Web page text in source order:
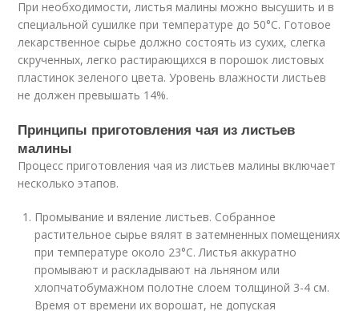
При необходимости, листья малины можно высушить и в
специальной сушилке при температуре до 50°C. Готовое
лекарственное сырье должно состоять из сухих, слегка
скрученных, легко растирающихся в порошок листовых
пластинок зеленого цвета. Уровень влажности листьев
не должен превышать 14%.
Принципы приготовления чая из листьев
малины
Процесс приготовления чая из листьев малины включает
несколько этапов.
Промывание и вяление листьев. Собранное
растительное сырье вялят в затемненных помещениях
при температуре около 23°C. Листья аккуратно
промывают и раскладывают на льняном или
хлопчатобумажном полотне слоем толщиной 3-4 см.
Время от времени их ворошат, не допуская